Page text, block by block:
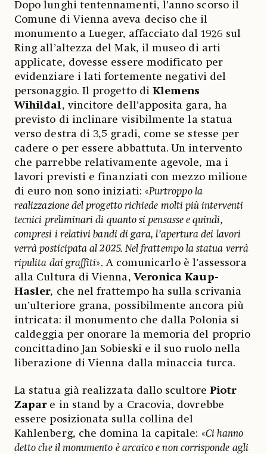
Dopo lunghi tentennamenti, l’anno scorso il
Comune di Vienna aveva deciso che il
monumento a Lueger, affacciato dal 1926 sul
Ring all’altezza del Mak, il museo di arti
applicate, dovesse essere modificato per
evidenziare i lati fortemente negativi del
personaggio. Il progetto di Klemens
Wihildal, vincitore dell’apposita gara, ha
previsto di inclinare visibilmente la statua
verso destra di 3,5 gradi, come se stesse per
cadere o per essere abbattuta. Un intervento
che parrebbe relativamente agevole, ma i
lavori previsti e finanziati con mezzo milione
di euro non sono iniziati: «Purtroppo la
realizzazione del progetto richiede molti più interventi
tecnici preliminari di quanto si pensasse e quindi,
compresi i relativi bandi di gara, l’apertura dei lavori
verrà posticipata al 2025. Nel frattempo la statua verrà
ripulita dai graffiti». A comunicarlo è l’assessora
alla Cultura di Vienna,Veronica Kaup-
Hasler, che nel frattempo ha sulla scrivania
un’ulteriore grana, possibilmente ancora più
intricata: il monumento che dalla Polonia si
caldeggia per onorare la memoria del proprio
concittadino Jan Sobieski e il suo ruolo nella
liberazione di Vienna dalla minaccia turca.
La statua già realizzata dallo scultore Piotr
Zapare in stand by a Cracovia, dovrebbe
essere posizionata sulla collina del
Kahlenberg, che domina la capitale: «Ci hanno
detto che il monumento è arcaico e non corrisponde agli